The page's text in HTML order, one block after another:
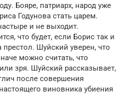
Бояре, патриарх, народ уже
Годунова стать царем.
и не выходит.
что будет, если Борис так и
Шуйский уверен, что
можно считать, что
зря. Шуйский рассказывает,
после совершения
виновника убиения